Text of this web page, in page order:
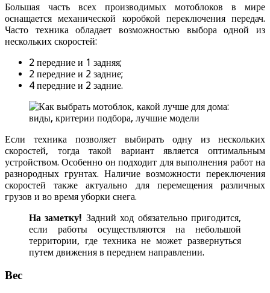
Большая часть всех производимых мотоблоков в мире
оснащается механической коробкой переключения передач.
Часто техника обладает возможностью выбора одной из
нескольких скоростей:
2 передние и 1 задняя;
2 передние и 2 задние;
4 передние и 2 задние.
Если техника позволяет выбирать одну из нескольких
скоростей, тогда такой вариант является оптимальным
устройством. Особенно он подходит для выполнения работ на
разнородных грунтах. Наличие возможности переключения
скоростей также актуально для перемещения различных
грузов и во время уборки снега.
На заметку! Задний ход обязательно пригодится,
если работы осуществляются на небольшой
территории, где техника не может развернуться
путем движения в переднем направлении.
Вес